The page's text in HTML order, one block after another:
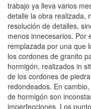
trabajo ya lleva varios
detalle la obra realizada,
resolución de detalles,
menos innecesarios. Por
remplazada por una que
los cordones de granito
hormigón, realizados in
de los cordones de
redondeados. En
de hormigón son
imperfecciones. Los